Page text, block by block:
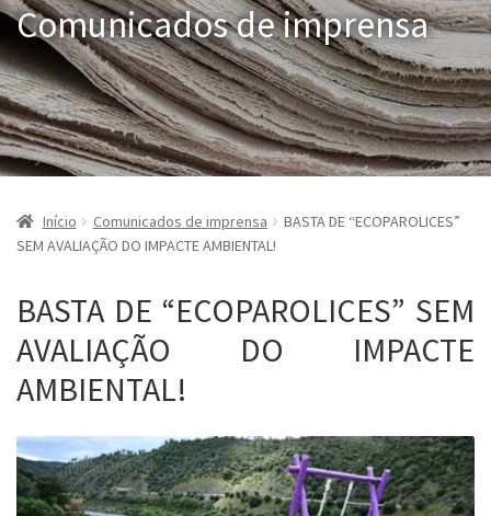
Comunicados de imprensa
Início Comunicados de imprensa
BASTA DE “ECOPAROLICES”
SEM AVALIAÇÃO DO IMPACTE AMBIENTAL!
BASTA DE “ECOPAROLICES” SEM
AVALIAÇÃO DO IMPACTE
AMBIENTAL!